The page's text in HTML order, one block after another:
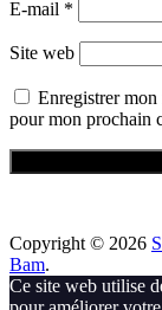
E-mail *
Site web
Enregistrer
pour mon prochain
Copyright © 2026
Bam.
Ce site web utilise